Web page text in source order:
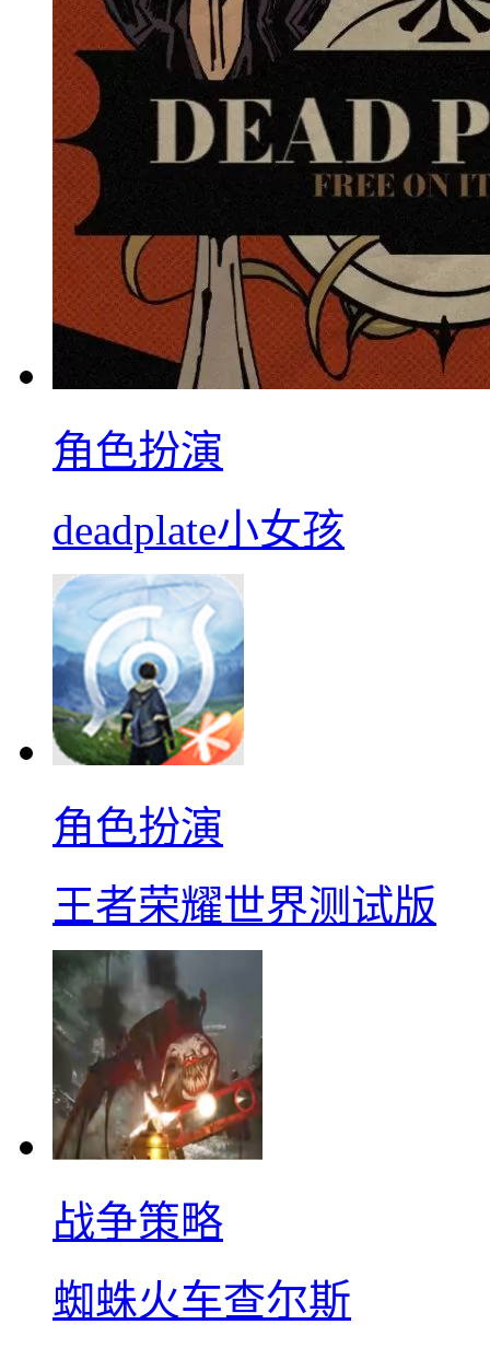
角色扮演
deadplate小女孩
角色扮演
王者荣耀世界测试版
战争策略
蜘蛛火车查尔斯